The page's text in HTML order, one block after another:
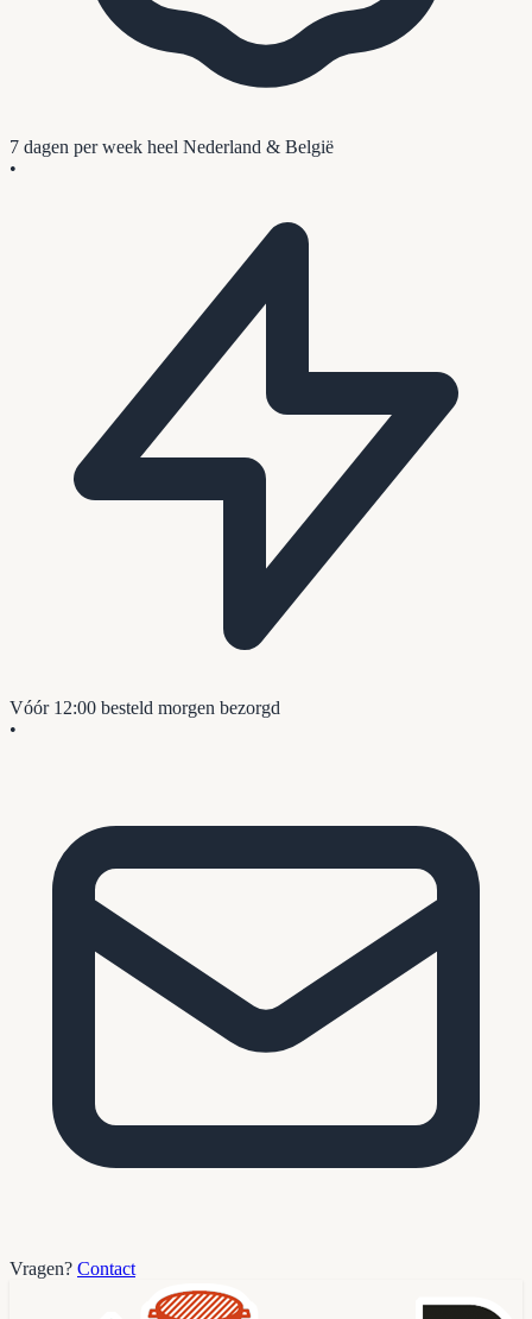
7 dagen per week heel Nederland & België
•
Vóór 12:00 besteld morgen bezorgd
•
Vragen? Contact